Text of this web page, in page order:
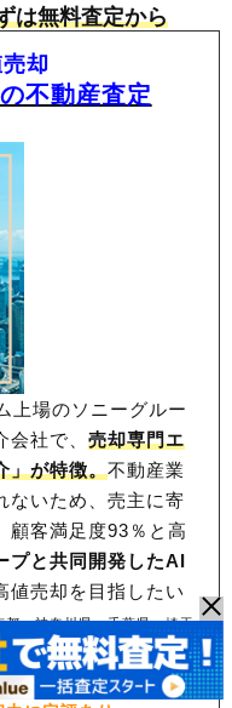
は無料査定から
却
不動産査定
上場のソニーグルー
会社で、売却専門エ
」が特徴。不動産業
ないため、売主に寄
顧客満足度93％と高
プと共同開発したAI
値売却を目指したい
、神奈川県、千葉県、埼玉